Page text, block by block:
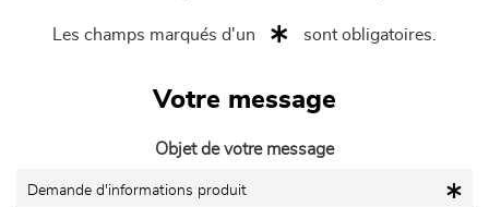
Les champs marqués d'un sont obligatoires.
Votre message
Objet de votre message